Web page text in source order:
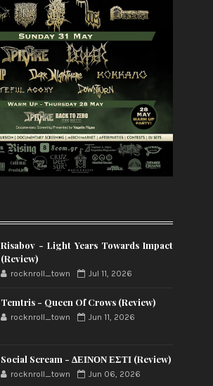
Risabov - Light Years Towards Impact
(Review)
rocknroll_town Jul 11, 2026
Temtris - Queen Of Crows (Review)
rocknroll_town Jun 11, 2026
Social Scream - ΔΕΙΝΟΝ ΕΣΤΙ (Review)
rocknroll_town Jun 06, 2026